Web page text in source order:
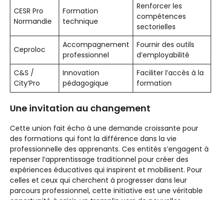
CESR Pro
Normandie
Formation
technique
Renforcer les
compétences
sectorielles
Ceproloc
Accompagnement
professionnel
Fournir des outils
d’employabilité
C&S /
City’Pro
Innovation
pédagogique
Faciliter l’accès à la
formation
Une invitation au changement
Cette union fait écho à une demande croissante pour
des formations qui font la différence dans la vie
professionnelle des apprenants. Ces entités s’engagent à
repenser l’apprentissage traditionnel pour créer des
expériences éducatives qui inspirent et mobilisent. Pour
celles et ceux qui cherchent à progresser dans leur
parcours professionnel, cette initiative est une véritable